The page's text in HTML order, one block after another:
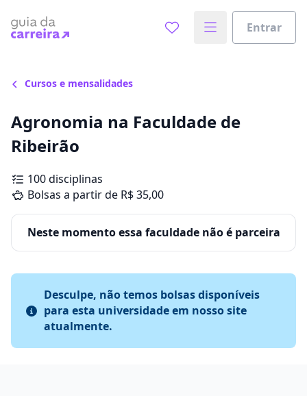
Entrar
Cursos e mensalidades
Agronomia na Faculdade de
Ribeirão
100 disciplinas
Bolsas a partir de R$ 35,00
Neste momento essa faculdade não é parceira
Desculpe, não temos bolsas disponíveis
para esta universidade em nosso site
atualmente.